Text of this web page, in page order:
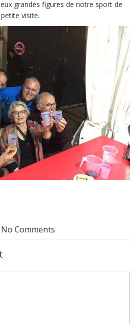
grandes figures de notre sport de
visite.
No Comments